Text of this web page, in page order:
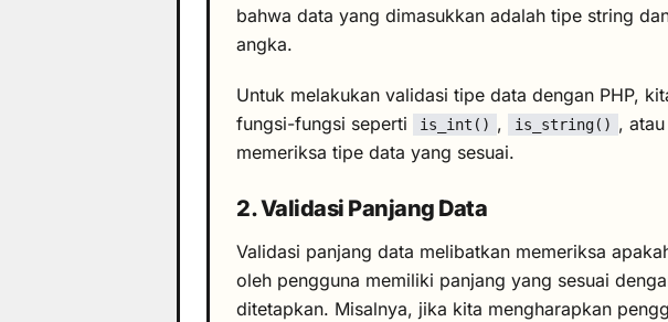
bahwa data yang dimasukkan adalah tipe string
angka.
Untuk melakukan validasi tipe data dengan PHP,
fungsi-fungsi seperti
is_int() , is_string() , atau
memeriksa tipe data yang sesuai.
2. Validasi Panjang Data
Validasi panjang data melibatkan memeriksa
oleh pengguna memiliki panjang yang sesuai
ditetapkan. Misalnya, jika kita mengharapkan